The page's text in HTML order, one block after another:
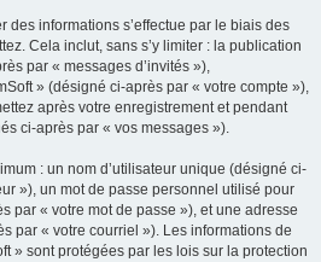
des informations s’effectue par le biais des
Cela inclut, sans s’y limiter : la publication
par « messages d’invités »),
» (désigné ci-après par « votre compte »),
après votre enregistrement et pendant
ci-après par « vos messages »).
: un nom d’utilisateur unique (désigné ci-
»), un mot de passe personnel utilisé pour
par « votre mot de passe »), et une adresse
par « votre courriel »). Les informations de
» sont protégées par les lois sur la protection